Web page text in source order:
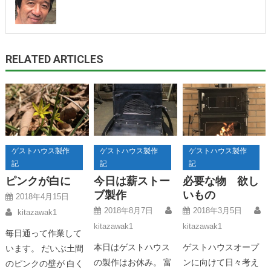
RELATED ARTICLES
ゲストハウス製作
記
ピンクが白に
2018年4月15日
kitazawak1
毎日通って作業して
います。 だいぶ土間
のピンクの壁が 白く
ゲストハウス製作
記
今日は薪ストー
ブ製作
2018年8月7日
kitazawak1
本日はゲストハウス
の製作はお休み。 富
ゲストハウス製作
記
必要な物 欲し
いもの
2018年3月5日
kitazawak1
ゲストハウスオープ
ンに向けて日々考え